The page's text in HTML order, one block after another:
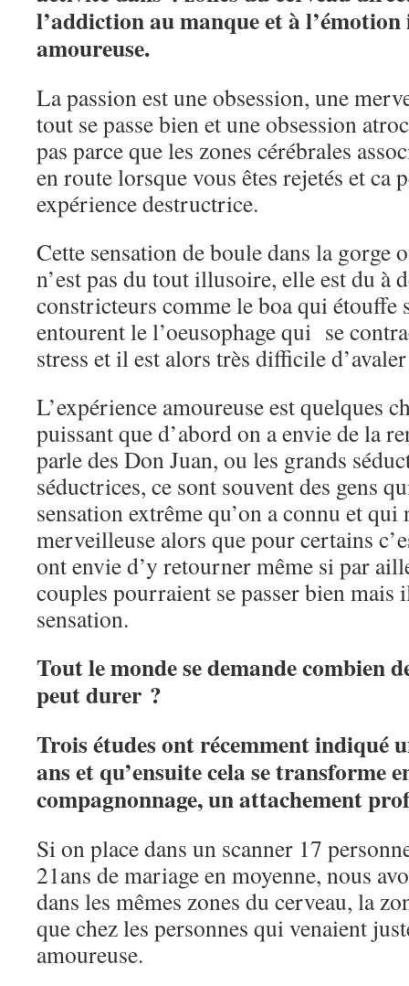
l’addiction au manque et à l’émotion
amoureuse.
La passion est une obsession, une
tout se passe bien et une obsession
pas parce que les zones cérébrales
en route lorsque vous êtes rejetés et ca
expérience destructrice.
Cette sensation de boule dans la gorge
n’est pas du tout illusoire, elle est du à
constricteurs comme le boa qui
entourent le l’oeusophage qui se
stress et il est alors très difficile
L’expérience amoureuse est quelques
puissant que d’abord on a envie de la
parle des Don Juan, ou les grands
séductrices, ce sont souvent des gens
sensation extrême qu’on a connu et
merveilleuse alors que pour certains
ont envie d’y retourner même si par
couples pourraient se passer bien mais
sensation.
Tout le monde se demande combien
peut durer ?
Trois études ont récemment indiqué
ans et qu’ensuite cela se transforme
compagnonnage, un attachement
Si on place dans un scanner 17
21ans de mariage en moyenne, nous
dans les mêmes zones du cerveau, la
que chez les personnes qui venaient
amoureuse.